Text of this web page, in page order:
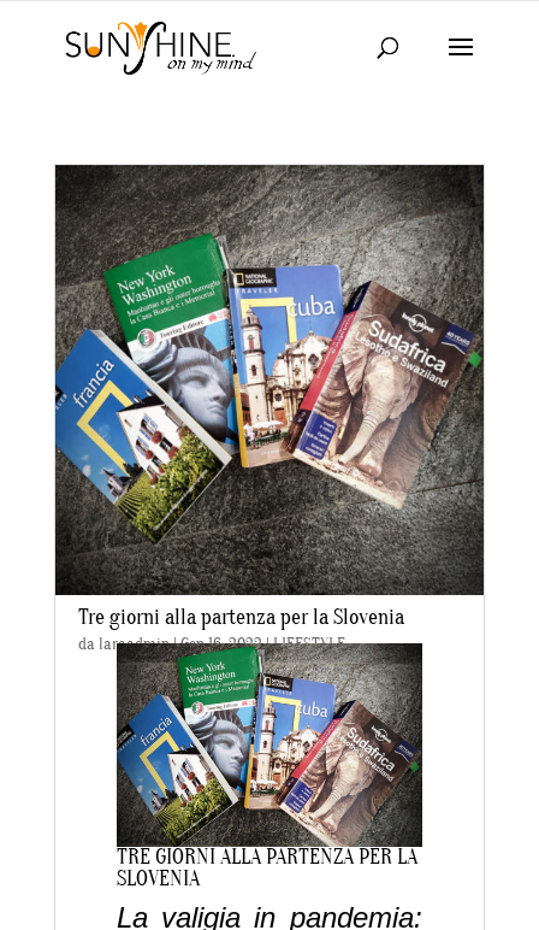
Tre giorni alla partenza per la Slovenia
da laraadmin|Gen 16, 2022|LIFESTYLE
TRE GIORNI ALLA PARTENZA PER LA
SLOVENIA
La valigia in pandemia: